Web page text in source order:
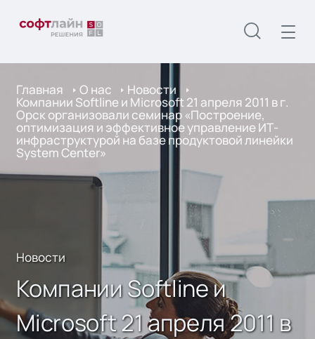
Главная О нас Новости
Компании Softline и Microsoft 21 апреля 2011 в г.
Орск организовали семинар «Построение,
оптимизация и эффективное управление ИТ-
инфраструктурой на базе продуктовой линейки
System Center»
Новости
Компании Softline и
Microsoft 21 апреля 2011 в